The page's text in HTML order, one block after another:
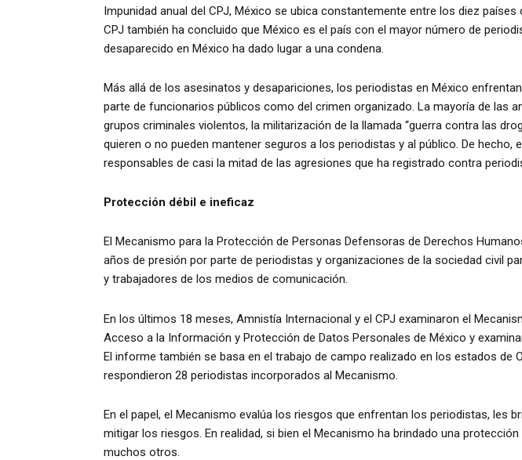
Impunidad anual del CPJ, México se ubica constantemente entre los diez
CPJ también ha concluido que México es el país con el mayor número de
desaparecido en México ha dado lugar a una condena.
Más allá de los asesinatos y desapariciones, los periodistas en México
parte de funcionarios públicos como del crimen organizado. La mayoría de las
grupos criminales violentos, la militarización de la llamada “guerra contra las
quieren o no pueden mantener seguros a los periodistas y al público. De
responsables de casi la mitad de las agresiones que ha registrado contra
Protección débil e ineficaz
El Mecanismo para la Protección de Personas Defensoras de Derechos
años de presión por parte de periodistas y organizaciones de la sociedad civil
y trabajadores de los medios de comunicación.
En los últimos 18 meses, Amnistía Internacional y el CPJ examinaron el
Acceso a la Información y Protección de Datos Personales de México y
El informe también se basa en el trabajo de campo realizado en los estados de
respondieron 28 periodistas incorporados al Mecanismo.
En el papel, el Mecanismo evalúa los riesgos que enfrentan los periodistas,
mitigar los riesgos. En realidad, si bien el Mecanismo ha brindado una
muchos otros.